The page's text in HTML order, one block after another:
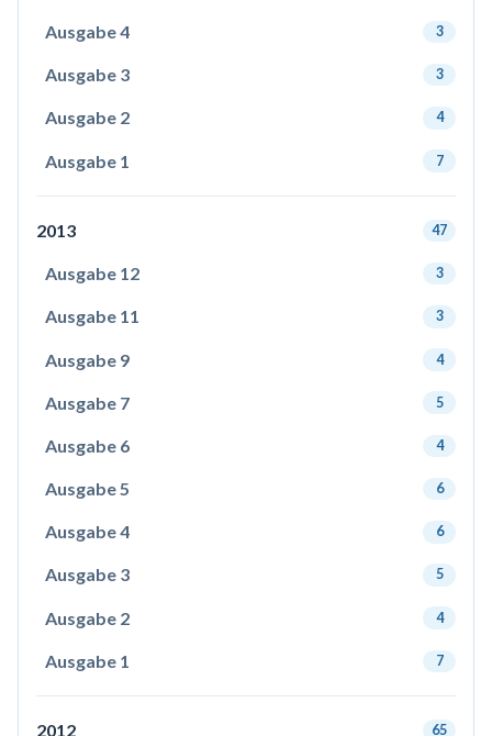
Ausgabe 4 3
Ausgabe 3 3
Ausgabe 2 4
Ausgabe 1 7
2013 47
Ausgabe 12 3
Ausgabe 11 3
Ausgabe 9 4
Ausgabe 7 5
Ausgabe 6 4
Ausgabe 5 6
Ausgabe 4 6
Ausgabe 3 5
Ausgabe 2 4
Ausgabe 1 7
2012 65